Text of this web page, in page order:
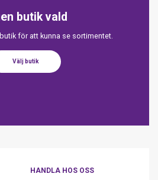
butik vald
för att kunna se sortimentet.
Välj butik
HANDLA HOS OSS